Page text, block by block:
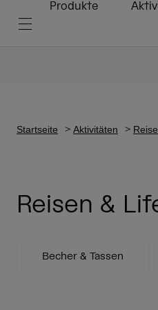
Produkte
Startseite Aktivitäten
Reisen &
Becher & Tassen